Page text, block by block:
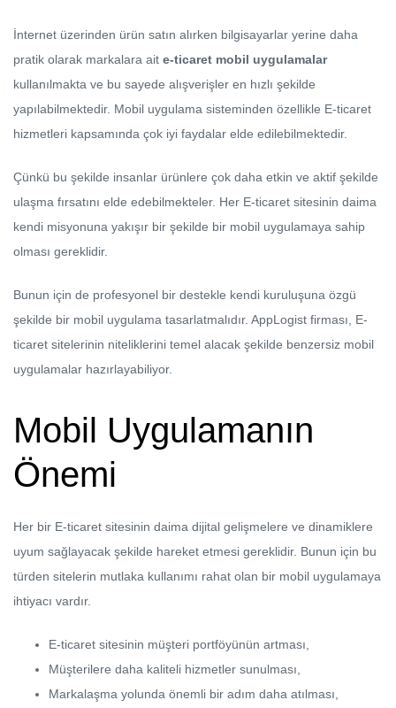
İnternet üzerinden ürün satın alırken bilgisayarlar yerine daha
pratik olarak markalara ait e-ticaret mobil uygulamalar
kullanılmakta ve bu sayede alışverişler en hızlı şekilde
yapılabilmektedir. Mobil uygulama sisteminden özellikle E-ticaret
hizmetleri kapsamında çok iyi faydalar elde edilebilmektedir.
Çünkü bu şekilde insanlar ürünlere çok daha etkin ve aktif şekilde
ulaşma fırsatını elde edebilmekteler. Her E-ticaret sitesinin daima
kendi misyonuna yakışır bir şekilde bir mobil uygulamaya sahip
olması gereklidir.
Bunun için de profesyonel bir destekle kendi kuruluşuna özgü
şekilde bir mobil uygulama tasarlatmalıdır. AppLogist firması, E-
ticaret sitelerinin niteliklerini temel alacak şekilde benzersiz mobil
uygulamalar hazırlayabiliyor.
Mobil Uygulamanın
Önemi
Her bir E-ticaret sitesinin daima dijital gelişmelere ve dinamiklere
uyum sağlayacak şekilde hareket etmesi gereklidir. Bunun için bu
türden sitelerin mutlaka kullanımı rahat olan bir mobil uygulamaya
ihtiyacı vardır.
E-ticaret sitesinin müşteri portföyünün artması,
Müşterilere daha kaliteli hizmetler sunulması,
Markalaşma yolunda önemli bir adım daha atılması,